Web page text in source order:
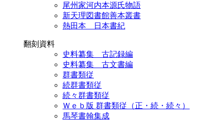
尾州家河内本源氏物語
新天理図書館善本叢書
熱田本 日本書紀
翻刻資料
史料纂集 古記録編
史料纂集 古文書編
群書類従
続群書類従
続々群書類従
Ｗｅｂ版 群書類従（正・続・続々）
馬琴書翰集成